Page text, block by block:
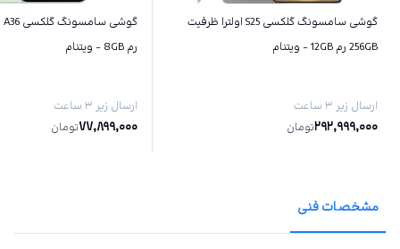
گوشی سامسونگ گلکسی S25 اولترا ظرفیت
256GB رم 12GB - ویتنام
ارسال زیر ۳ ساعت
292,999,000تومان
رم 8GB - ویتنام
ارسال زیر ۳ ساعت
77,899,000تومان
مشخصات فنی